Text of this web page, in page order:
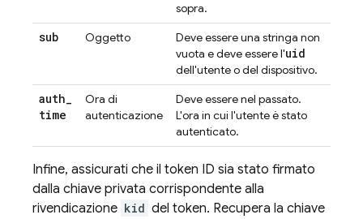
sopra.
sub Oggetto
Deve essere una stringa non
vuota e deve essere l'uid
dell'utente o del dispositivo.
auth_
time
Ora di
autenticazione
Deve essere nel passato.
L'ora in cui l'utente è stato
autenticato.
Infine, assicurati che il token ID sia stato firmato
dalla chiave privata corrispondente alla
rivendicazione kid del token. Recupera la chiave